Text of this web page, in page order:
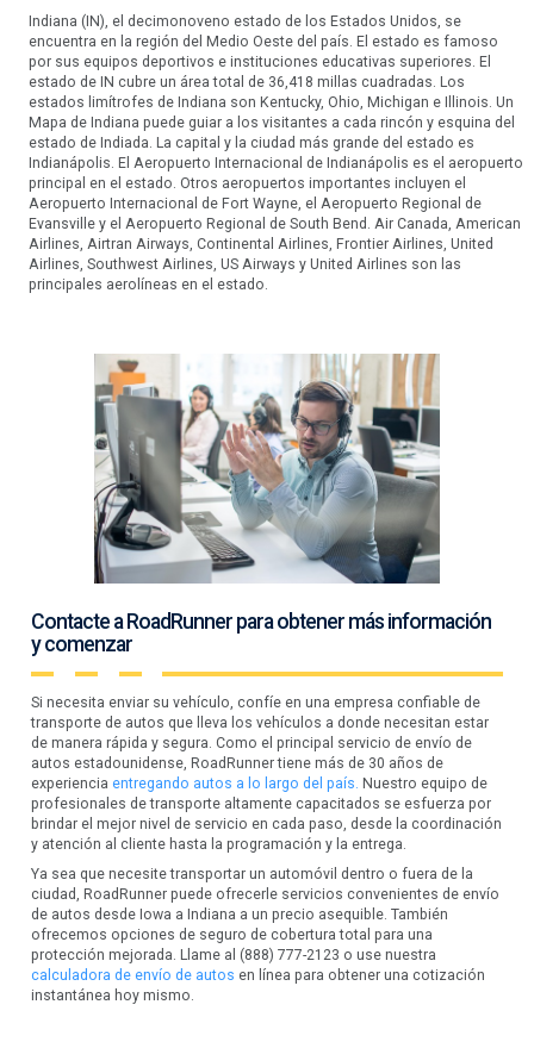
Indiana (IN), el decimonoveno estado de los Estados Unidos, se
encuentra en la región del Medio Oeste del país. El estado es famoso
por sus equipos deportivos e instituciones educativas superiores. El
estado de IN cubre un área total de 36,418 millas cuadradas. Los
estados limítrofes de Indiana son Kentucky, Ohio, Michigan e Illinois. Un
Mapa de Indiana puede guiar a los visitantes a cada rincón y esquina del
estado de Indiada. La capital y la ciudad más grande del estado es
Indianápolis. El Aeropuerto Internacional de Indianápolis es el aeropuerto
principal en el estado. Otros aeropuertos importantes incluyen el
Aeropuerto Internacional de Fort Wayne, el Aeropuerto Regional de
Evansville y el Aeropuerto Regional de South Bend. Air Canada, American
Airlines, Airtran Airways, Continental Airlines, Frontier Airlines, United
Airlines, Southwest Airlines, US Airways y United Airlines son las
principales aerolíneas en el estado.
Contacte a RoadRunner para obtener más información
y comenzar
Si necesita enviar su vehículo, confíe en una empresa confiable de
transporte de autos que lleva los vehículos a donde necesitan estar
de manera rápida y segura. Como el principal servicio de envío de
autos estadounidense, RoadRunner tiene más de 30 años de
experienciaentregando autos a lo largo del país. Nuestro equipo de
profesionales de transporte altamente capacitados se esfuerza por
brindar el mejor nivel de servicio en cada paso, desde la coordinación
y atención al cliente hasta la programación y la entrega.
Ya sea que necesite transportar un automóvil dentro o fuera de la
ciudad, RoadRunner puede ofrecerle servicios convenientes de envío
de autos desde Iowa a Indiana a un precio asequible. También
ofrecemos opciones de seguro de cobertura total para una
protección mejorada. Llame al (888) 777-2123 o use nuestra
calculadora de envío de autos en línea para obtener una cotización
instantánea hoy mismo.